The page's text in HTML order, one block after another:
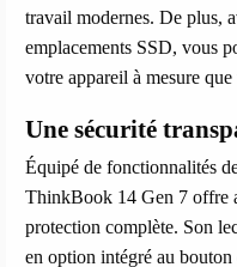
travail modernes. De plus,
emplacements SSD, vous
votre appareil à mesure
Une sécurité
Équipé de fonctionnalités
ThinkBook 14 Gen 7 offre
protection complète. Son
en option intégré au